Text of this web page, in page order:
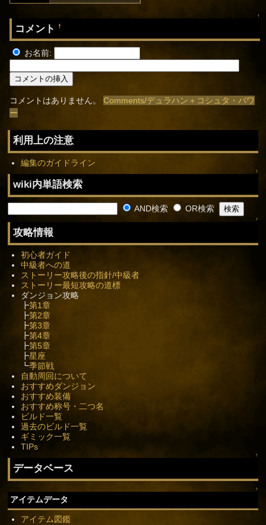
↑
コメント†
お名前:
コメントはありません。Comments/デュラハン＋コシュタ・バワ
ー
利用上の注意
編集のガイドライン
↑
wiki内単語検索
AND検索 OR検索
↑
攻略情報
初心者ガイド
中級者への道
ストーリー攻略後の指針/中級者
ストーリー最短攻略の道標
ダンジョン攻略
┣第1章
┣第2章
┣第3章
┣第4章
┣第5章
┣星座
┗季節戦
自動周回について
おすすめダンジョン
おすすめ装備
おすすめ称号・二つ名
ビルド一覧
過去のビルド一覧
ギミック一覧
TIPs
↑
データベース
↑
アイテムデータ
アイテム図鑑